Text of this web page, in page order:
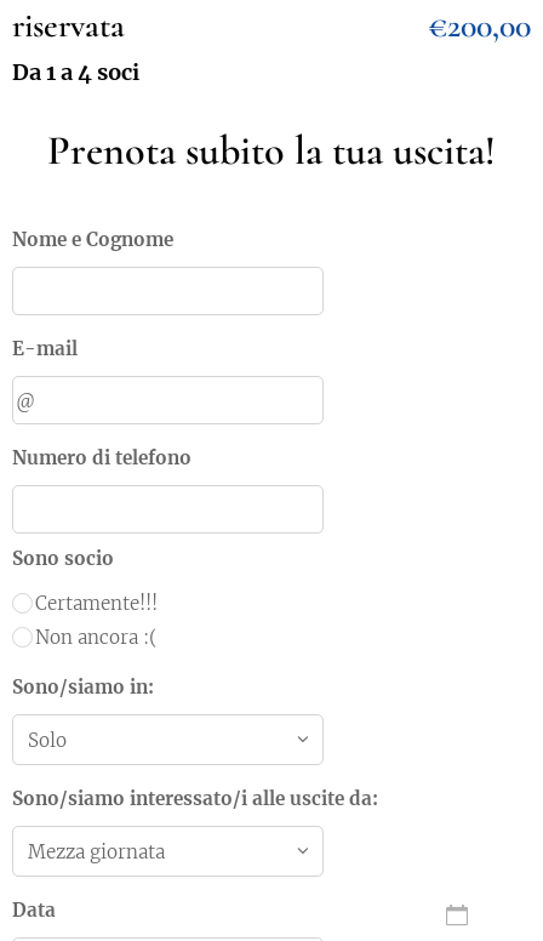
riservata
Da 1 a 4 soci
€200,00
Prenota subito la tua uscita!
Nome e Cognome
E-mail
Numero di telefono
Sono socio
Certamente!!!
Non ancora :(
Sono/siamo in:
Sono/siamo interessato/i alle uscite da:
Data